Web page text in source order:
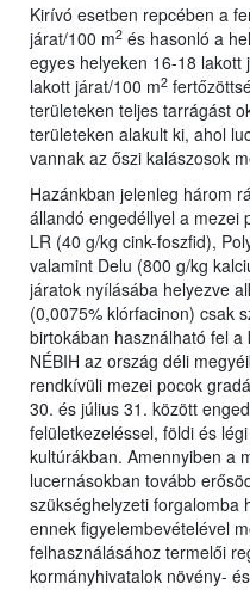
Kirívó esetben repcében a
járat/100 m2 és hasonló a
egyes helyeken 16-18 lakott
lakott járat/100 m2
területeken teljes tarrágást
területeken alakult ki, ahol
vannak az őszi kalászosok
Hazánkban jelenleg három
állandó engedéllyel a mezei
LR (40 g/kg cink-foszfid),
valamint Delu (800 g/kg
járatok nyílásába helyezve
(0,0075% klórfacinon) csak
birtokában használható fel
NÉBIH az ország déli
rendkívüli mezei pocok
30. és július 31. között
felületkezeléssel, földi és
kultúrákban. Amennyiben a
lucernásokban tovább
szükséghelyzeti forgalomba
ennek figyelembevételével
felhasználásához termelői
kormányhivatalok növény-